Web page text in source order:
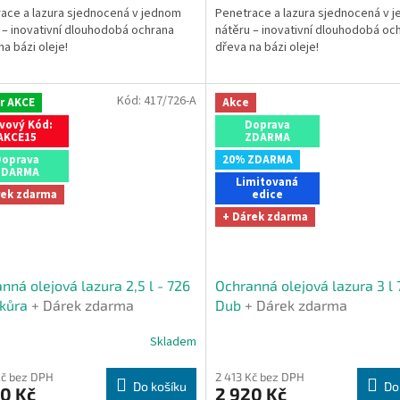
a lazura sjednocená v jednom
inovativní dlouhodobá ochrana
bázi oleje!
z
5
hvězdiček.
Penetrace a lazura sjednocená v
nátěru – inovativní dlouhodobá
dřeva na bázi oleje!
AKCE
Kód:
zdarma
olejová lazura 2,5 l - 726
+ Dárek zdarma
Skladem
bez DPH
Kč Do košíku
Kód: 417/726-A
Akce
Doprava
ZDARMA
20% ZDARMA
Limitovaná
edice
+ Dárek zdarma
Ochranná olejová lazura 3 l
Dub + Dárek zdarma
produktu
je
2 413 Kč bez DPH
2 920 Kč